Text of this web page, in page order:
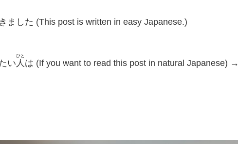
きました (This post is written in easy Japanese.)
い 人
ひと
は (If you want to read this post in natural Japanese) →